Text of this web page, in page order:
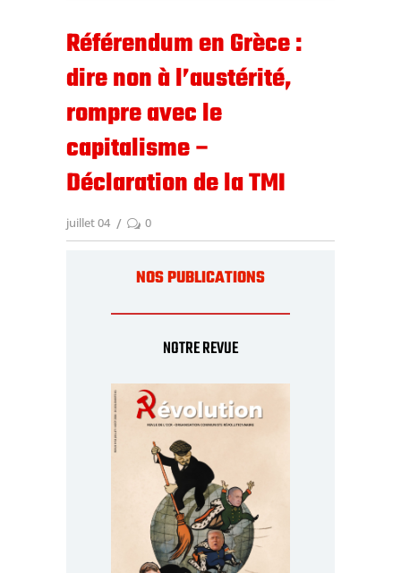
Référendum en Grèce :
dire non à l’austérité,
rompre avec le
capitalisme –
Déclaration de la TMI
juillet 04 0
NOS PUBLICATIONS
NOTRE REVUE